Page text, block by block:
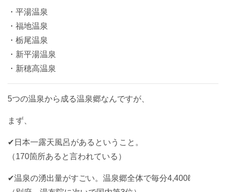
・平湯温泉
・福地温泉
・栃尾温泉
・新平湯温泉
・新穂高温泉
5つの温泉から成る温泉郷なんですが、
まず、
✔︎日本一露天風呂があるということ。
（170箇所あると言われている）
✔︎温泉の湧出量がすごい。温泉郷全体で毎分4,400ℓ